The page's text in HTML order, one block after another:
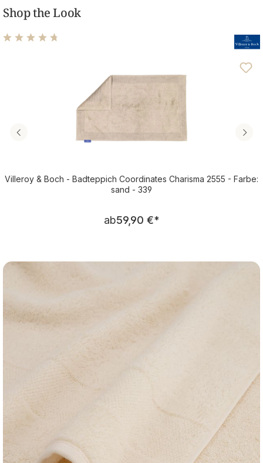
Shop the Look
Durchschnittliche Bewertung von 4.81 von 5 Sternen
Villeroy & Boch - Badteppich Coordinates Charisma 2555 - Farbe:
sand - 339
Regulärer Preis:
ab59,90 €*